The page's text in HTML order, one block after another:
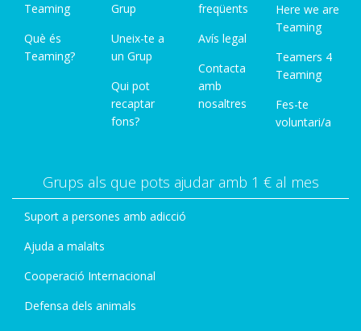
Teaming
Què és
Teaming?
Grup
Uneix-te a
un Grup
Qui pot
recaptar
fons?
freqüents
Avís legal
Contacta
amb
nosaltres
Here we are
Teaming
Teamers 4
Teaming
Fes-te
voluntari/a
Grups als que pots ajudar amb 1 € al mes
Suport a persones amb adicció
Ajuda a malalts
Cooperació Internacional
Defensa dels animals